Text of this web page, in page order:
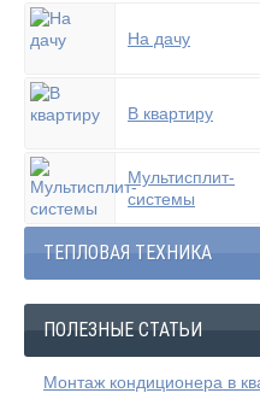
На дачу
В квартиру
Мультисплит-
системы
ТЕПЛОВАЯ ТЕХНИКА
ПОЛЕЗНЫЕ СТАТЬИ
Монтаж кондиционера в